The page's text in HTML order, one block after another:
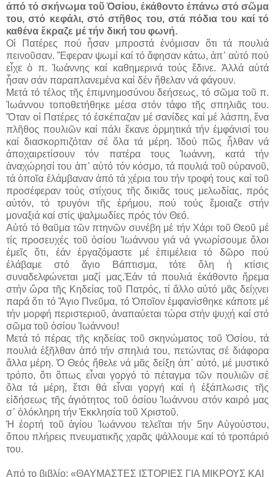
ἀπό τό σκήνωμα τοῦ Ὁσίου, ἐκάθοντο ἐπάνω στό σῶμα
του, στό κεφάλι, στό στῆθος του, στά πόδια του καί τό
καθένα ἔκραζε μέ τήν δική του φωνή.
Οἱ Πατέρες πού ἦσαν μπροστά ἐνόμισαν ὅτι τά πουλιά
πεινοῦσαν. Ἔφεραν ψωμί καί τό ἄφησαν κάτω, ἀπ᾿ αὐτό πού
εἶχε ὁ π. Ἰωάννης καί καθημερινά τούς ἔδινε. Ἀλλά αὐτά
ἦσαν σάν παραπλανεμένα καί δέν ἤθελαν νά φάγουν.
Μετά τό τέλος τῆς ἐπιμνημοσύνου δεήσεως, τό σῶμα τοῦ π.
Ἰωάννου τοποθετήθηκε μέσα στόν τάφο τῆς σπηλιᾶς του.
Ὅταν οἱ Πατέρες τό ἐσκέπαζαν μέ σανίδες καί μέ λάσπη, ἕνα
πλῆθος πουλιῶν καί πάλι ἔκανε ὁρμητικά τήν ἐμφάνισί του
καί διασκορπιζόταν σέ ὅλα τά μέρη. Ἰδού πῶς ἦλθαν νά
ἀποχαιρετίσουν τόν πατέρα τους Ἰωάννη, κατά τήν
ἀναχώρησί του ἀπ᾿ αὐτό τόν κόσμο, τά πουλιά τοῦ οὐρανοῦ,
τά ὁποῖα ἐλάμβαναν ἀπό τά χέρια του τήν τροφή τους καί τοῦ
προσέφεραν τούς στίχους τῆς δικιᾶς τους μελωδίας, πρός
αὐτόν, τό τρυγόνι τῆς ἐρήμου, πού τούς ἔμοιαζε στήν
μοναξιά καί στίς ψαλμωδίες πρός τόν Θεό.
Αὐτό τό θαῦμα τῶν πτηνῶν συνέβη μέ τήν Χάρι τοῦ Θεοῦ μέ
τίς προσευχές τοῦ ὁσίου Ἰωάννου γιά νά γνωρίσουμε ὅλοι
ἐμεῖς ὅτι, ἐάν ἐργαζόμαστε μέ ἐπιμέλεια τό δῶρο πού
ἐλάβαμε στό ἅγιο Βάπτισμα, τότε ὅλη ἡ κτίσις
συναδελφώνεται μαζί μας.Ἐάν τά πουλιά ἐκάθοντο ἤρεμα
στήν ὥρα τῆς Κηδείας τοῦ Πατρός, τί ἄλλο αὐτό μᾶς δείχνει
παρά ὅτι τό Ἅγιο Πνεῦμα, τό Ὁποῖον ἐμφανίσθηκε κάποτε μέ
τήν μορφή περιστεριοῦ, ἀναπαύεται τώρα στήν ψυχή καί στό
σῶμα τοῦ ὁσίου Ἰωάννου!
Μετά τό πέρας τῆς κηδείας τοῦ σκηνώματος τοῦ Ὁσίου, τά
πουλιά ἐξῆλθαν ἀπό τήν σπηλιά του, πετώντας σέ διάφορα
ἄλλα μέρη. Ὁ Θεός ἤθελε νά μᾶς δείξη ἀπ᾿ αὐτό, μέ μυστικό
τρόπο, ὅτι ὅπως εἶναι γοργό τό πέταγμα τῶν πουλιῶν σέ
ὅλα τά μέρη, ἔτσι θά εἶναι γοργή καί ἡ ἐξάπλωσις τῆς
εἰδήσεως τῆς ἁγιότητος τοῦ ὁσίου Ἰωάννου στόν καιρό μας
σ᾿ ὁλόκληρη τήν Ἐκκλησία τοῦ Χριστοῦ.
Ἡ ἑορτή τοῦ ἁγίου Ἰωάννου τελεῖται τήν 5ην Αὐγούστου,
ὅπου πλήρεις πνευματικῆς χαρᾶς ψάλλουμε καί τό τροπάριό
του.
Από το βιβλίο: «ΘΑΥΜΑΣΤΕΣ ΙΣΤΟΡΙΕΣ ΓΙΑ ΜΙΚΡΟΥΣ ΚΑΙ